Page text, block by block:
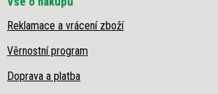
Reklamace a vrácení zboží
Věrnostní program
Doprava a platba